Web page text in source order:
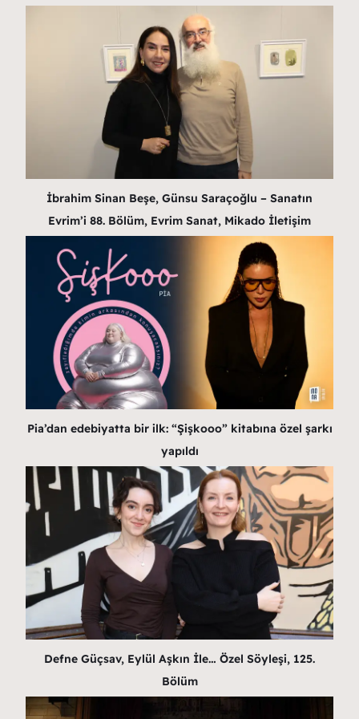
İbrahim Sinan Beşe, Günsu Saraçoğlu – Sanatın
Evrim’i 88. Bölüm, Evrim Sanat, Mikado İletişim
Pia’dan edebiyatta bir ilk: “Şişkooo” kitabına özel şarkı
yapıldı
Defne Güçsav, Eylül Aşkın İle… Özel Söyleşi, 125.
Bölüm